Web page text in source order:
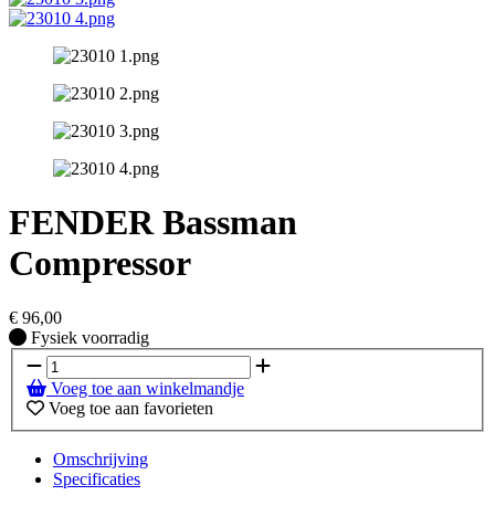
FENDER Bassman
Compressor
€ 96,00
Fysiek voorradig
Fysiek voorradig
Voeg toe aan winkelmandje
Voeg toe aan favorieten
Omschrijving
Specificaties